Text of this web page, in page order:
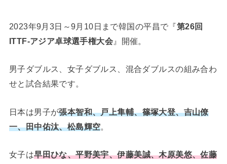
2023年9月3日～9月10日まで韓国の平昌で『第26回
ITTF-アジア卓球選手権大会 』開催。
男子ダブルス、女子ダブルス、混合ダブルスの組み合わ
せと試合結果です。
日本は男子が張本智和、戸上隼輔、篠塚大登、吉山僚
一、田中佑汰、松島輝空。
女子は早田ひな、平野美宇、伊藤美誠、木原美悠、佐藤